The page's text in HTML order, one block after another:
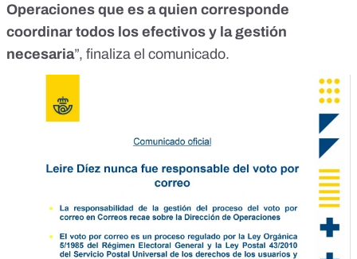
Operaciones que es a quien corresponde
coordinar todos los efectivos y la gestión
necesaria”, finaliza el comunicado.